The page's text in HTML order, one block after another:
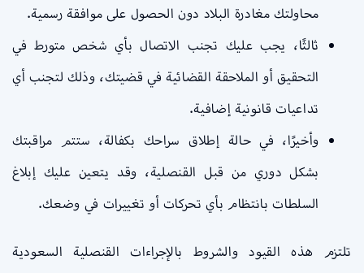
محاولتك مغادرة البلاد دون الحصول على موافقة رسمية.
ثالثًا، يجب عليك تجنب الاتصال بأي شخص متورط في
التحقيق أو الملاحقة القضائية في قضيتك، وذلك لتجنب أي
تداعيات قانونية إضافية.
وأخيرًا، في حالة إطلاق سراحك بكفالة، ستتم مراقبتك
بشكل دوري من قبل القنصلية، وقد يتعين عليك إبلاغ
السلطات بانتظام بأي تحركات أو تغييرات في وضعك.
تلتزم هذه القيود والشروط بالإجراءات القنصلية السعودية